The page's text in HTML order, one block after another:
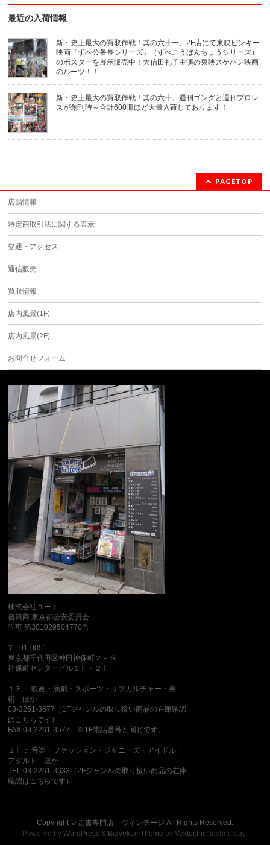
開
き
ま
す)
最近の入荷情報
新・史上最大の買取作戦！其の六十一、2F店にて東映ピンキー
映画『ずべ公番長シリーズ』（ずべこうばんちょうシリーズ）
のポスターを展示販売中！大信田礼子主演の東映スケバン映画
のルーツ！！
新・史上最大の買取作戦！其の六十、週刊ゴングと週刊プロレ
スが創刊時～合計600冊ほど大量入荷しております！
PAGETOP
店舗情報
特定商取引法に関する表示
交通・アクセス
通信販売
買取情報
店内風景(1F)
店内風景(2F)
お問合せフォーム
株式会社ユート
書籍商 東京都公安委員会
許可 第301029504770号
〒101-0051
東京都千代田区神田神保町２－５
神保町センタービル１Ｆ・２Ｆ
１Ｆ： 映画・演劇・スポーツ・サブカルチャー・美
術 ほか
03-3261-3577（1Fジャンルの取り扱い商品の在庫確認
はこちらです）
FAX:03-3261-3577 ※1F電話番号と同じです。
２Ｆ： 音楽・ファッション・ジャニーズ・アイドル・
アダルト ほか
TEL:03-3261-3633（2Fジャンルの取り扱い商品の在庫
確認はこちらです）
Copyright © 古書専門店 ヴィンテージ All Rights Reserved.
Powered byWordPress & BizVektor Theme byVektor,Inc. technology.